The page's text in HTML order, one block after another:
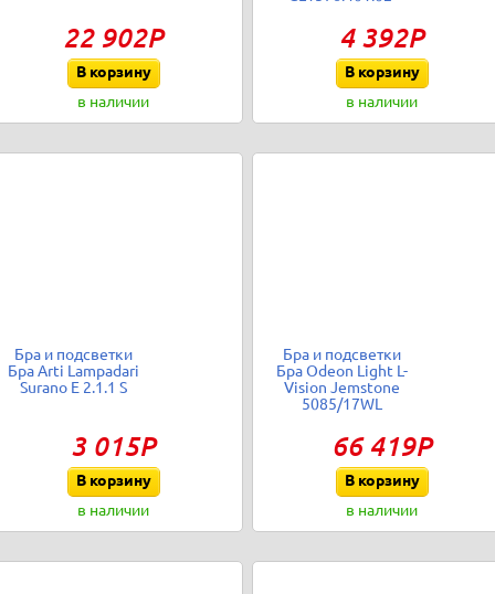
22 902Р
В корзину
в наличии
4 392Р
В корзину
в наличии
Бра и подсветки
Бра Arti Lampadari
Surano E 2.1.1 S
3 015Р
В корзину
в наличии
Бра и подсветки
Бра Odeon Light L-
Vision Jemstone
5085/17WL
66 419Р
В корзину
в наличии